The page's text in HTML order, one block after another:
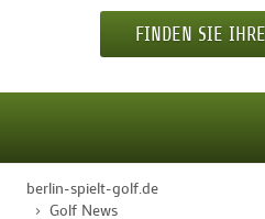
FINDEN SIE
STARTSEITE
berlin-spielt-golf.de
Golf News